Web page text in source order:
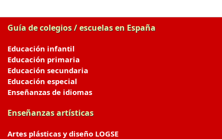
Guía de colegios / escuelas en España
Educación infantil
Educación primaria
Educación secundaria
Educación especial
Enseñanzas de idiomas
Enseñanzas artísticas
Artes plásticas y diseño LOGSE